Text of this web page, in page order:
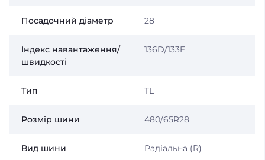
Посадочний діаметр 28
Індекс навантаження/
швидкості
136D/133E
Тип TL
Розмір шини 480/65R28
Вид шини Радіальна (R)